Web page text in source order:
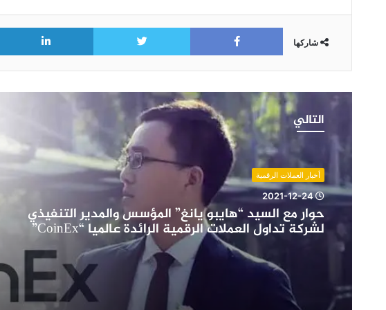
شاركها
Facebook
Twitter
التالي
المؤسس
والمدير
التنفيذي
العملات
عالميا
أخبار العملات الرقمية
2021-12-24
حوار مع السيد “هايبو يانغ” المؤسس والمدير التنفيذي
لشركة تداول العملات الرقمية الرائدة عالميا “CoinEx”